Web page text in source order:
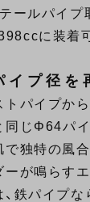
テールパイ
に装着
イプ径を
トパイプか
同じΦ64パイ
で独特の風
ーが鳴らす
、鉄パイプな